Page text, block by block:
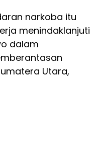
narkoba itu
menindaklanjuti
dalam
Utara,